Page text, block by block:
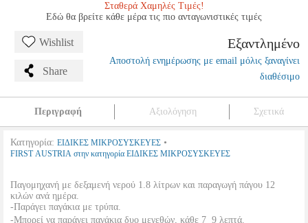
Σταθερά Χαμηλές Τιμές!
Εδώ θα βρείτε κάθε μέρα τις πιο ανταγωνιστικές τιμές
Wishlist
Share
Εξαντλημένο
Αποστολή ενημέρωσης με email μόλις ξαναγίνει
διαθέσιμο
Περιγραφή Αξιολόγηση Σχετικά
Κατηγορία: ΕΙΔΙΚΕΣ ΜΙΚΡΟΣΥΣΚΕΥΕΣ •
FIRST AUSTRIA στην κατηγορία ΕΙΔΙΚΕΣ ΜΙΚΡΟΣΥΣΚΕΥΕΣ
Παγομηχανή με δεξαμενή νερού 1.8 λίτρων και παραγωγή πάγου 12
κιλών ανά ημέρα.
-Παράγει παγάκια με τρύπα.
-Μπορεί να παράγει παγάκια δυο μεγεθών, κάθε 7  9 λεπτά.